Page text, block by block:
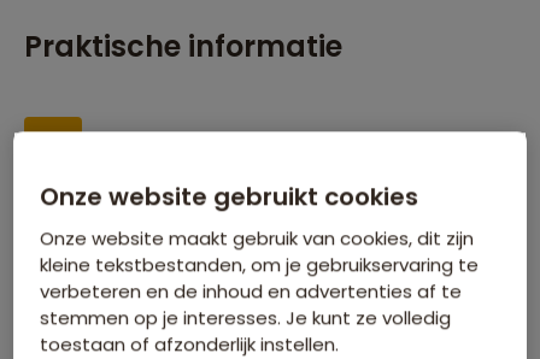
Praktische informatie
Inbegrepen in de reissom
Onze website gebruikt cookies
Onze website maakt gebruik van cookies, dit zijn
kleine tekstbestanden, om je gebruikservaring te
verbeteren en de inhoud en advertenties af te
stemmen op je interesses. Je kunt ze volledig
toestaan of afzonderlijk instellen.